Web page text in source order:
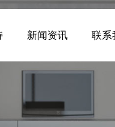
新闻资讯 联系